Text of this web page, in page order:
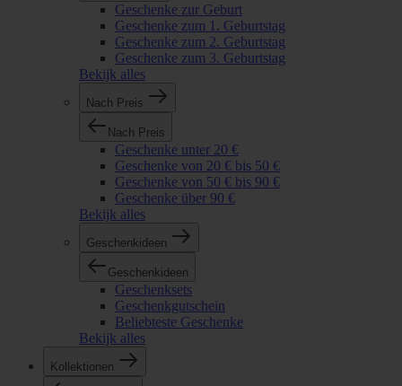
Geschenke zur Geburt
Geschenke zum 1. Geburtstag
Geschenke zum 2. Geburtstag
Geschenke zum 3. Geburtstag
Bekijk alles
Nach Preis
Nach Preis
Geschenke unter 20 €
Geschenke von 20 € bis 50 €
Geschenke von 50 € bis 90 €
Geschenke über 90 €
Bekijk alles
Geschenkideen
Geschenkideen
Geschenksets
Geschenkgutschein
Beliebteste Geschenke
Bekijk alles
Kollektionen